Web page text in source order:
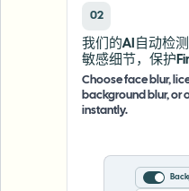
02
我们的AI自动检
敏感细节，保护
Choose face blur,
background blur, or
instantly.